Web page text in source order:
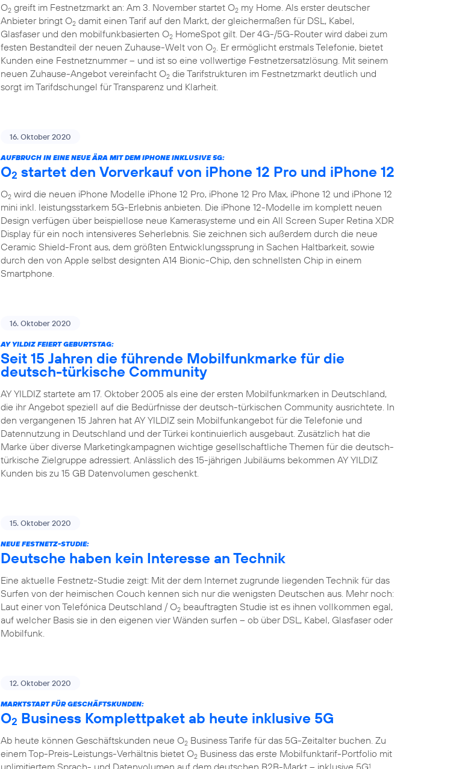
O2 greift im Festnetzmarkt an: Am 3. November startet O2 my Home. Als erster deutscher
Anbieter bringt O2 damit einen Tarif auf den Markt, der gleichermaßen für DSL, Kabel,
Glasfaser und den mobilfunkbasierten O2 HomeSpot gilt. Der 4G-/5G-Router wird dabei zum
festen Bestandteil der neuen Zuhause-Welt von O2 . Er ermöglicht erstmals Telefonie, bietet
Kunden eine Festnetznummer – und ist so eine vollwertige Festnetzersatzlösung. Mit seinem
neuen Zuhause-Angebot vereinfacht O2 die Tarifstrukturen im Festnetzmarkt deutlich und
sorgt im Tarifdschungel für Transparenz und Klarheit.
16. Oktober 2020
AUFBRUCH IN EINE NEUE ÄRA MIT DEM IPHONE INKLUSIVE 5G:
O2 startet den Vorverkauf von iPhone 12 Pro und iPhone 12
O2 wird die neuen iPhone Modelle iPhone 12 Pro, iPhone 12 Pro Max, iPhone 12 und iPhone 12
mini inkl. leistungsstarkem 5G-Erlebnis anbieten. Die iPhone 12-Modelle im komplett neuen
Design verfügen über beispiellose neue Kamerasysteme und ein All Screen Super Retina XDR
Display für ein noch intensiveres Seherlebnis. Sie zeichnen sich außerdem durch die neue
Ceramic Shield-Front aus, dem größten Entwicklungssprung in Sachen Haltbarkeit, sowie
durch den von Apple selbst designten A14 Bionic-Chip, den schnellsten Chip in einem
Smartphone.
16. Oktober 2020
AY YILDIZ FEIERT GEBURTSTAG:
Seit 15 Jahren die führende Mobilfunkmarke für die
deutsch-türkische Community
AY YILDIZ startete am 17. Oktober 2005 als eine der ersten Mobilfunkmarken in Deutschland,
die ihr Angebot speziell auf die Bedürfnisse der deutsch-türkischen Community ausrichtete. In
den vergangenen 15 Jahren hat AY YILDIZ sein Mobilfunkangebot für die Telefonie und
Datennutzung in Deutschland und der Türkei kontinuierlich ausgebaut. Zusätzlich hat die
Marke über diverse Marketingkampagnen wichtige gesellschaftliche Themen für die deutsch-
türkische Zielgruppe adressiert. Anlässlich des 15-jährigen Jubiläums bekommen AY YILDIZ
Kunden bis zu 15 GB Datenvolumen geschenkt.
15. Oktober 2020
NEUE FESTNETZ-STUDIE:
Deutsche haben kein Interesse an Technik
Eine aktuelle Festnetz-Studie zeigt: Mit der dem Internet zugrunde liegenden Technik für das
Surfen von der heimischen Couch kennen sich nur die wenigsten Deutschen aus. Mehr noch:
Laut einer von Telefónica Deutschland / O2 beauftragten Studie ist es ihnen vollkommen egal,
auf welcher Basis sie in den eigenen vier Wänden surfen – ob über DSL, Kabel, Glasfaser oder
Mobilfunk.
12. Oktober 2020
MARKTSTART FÜR GESCHÄFTSKUNDEN:
O2 Business Komplettpaket ab heute inklusive 5G
Ab heute können Geschäftskunden neue O2 Business Tarife für das 5G-Zeitalter buchen. Zu
einem Top-Preis-Leistungs-Verhältnis bietet O2 Business das erste Mobilfunktarif-Portfolio mit
unlimitiertem Sprach- und Datenvolumen auf dem deutschen B2B-Markt – inklusive 5G1